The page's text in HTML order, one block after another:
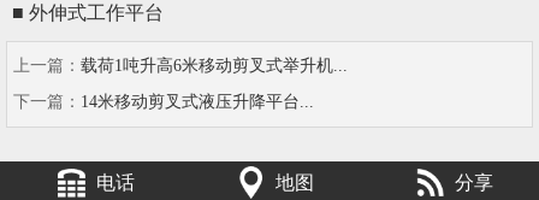
■ 外伸式工作平台
上一篇： 载荷1吨升高6米移动剪叉式举升机...
下一篇： 14米移动剪叉式液压升降平台...
电话 地图 分享